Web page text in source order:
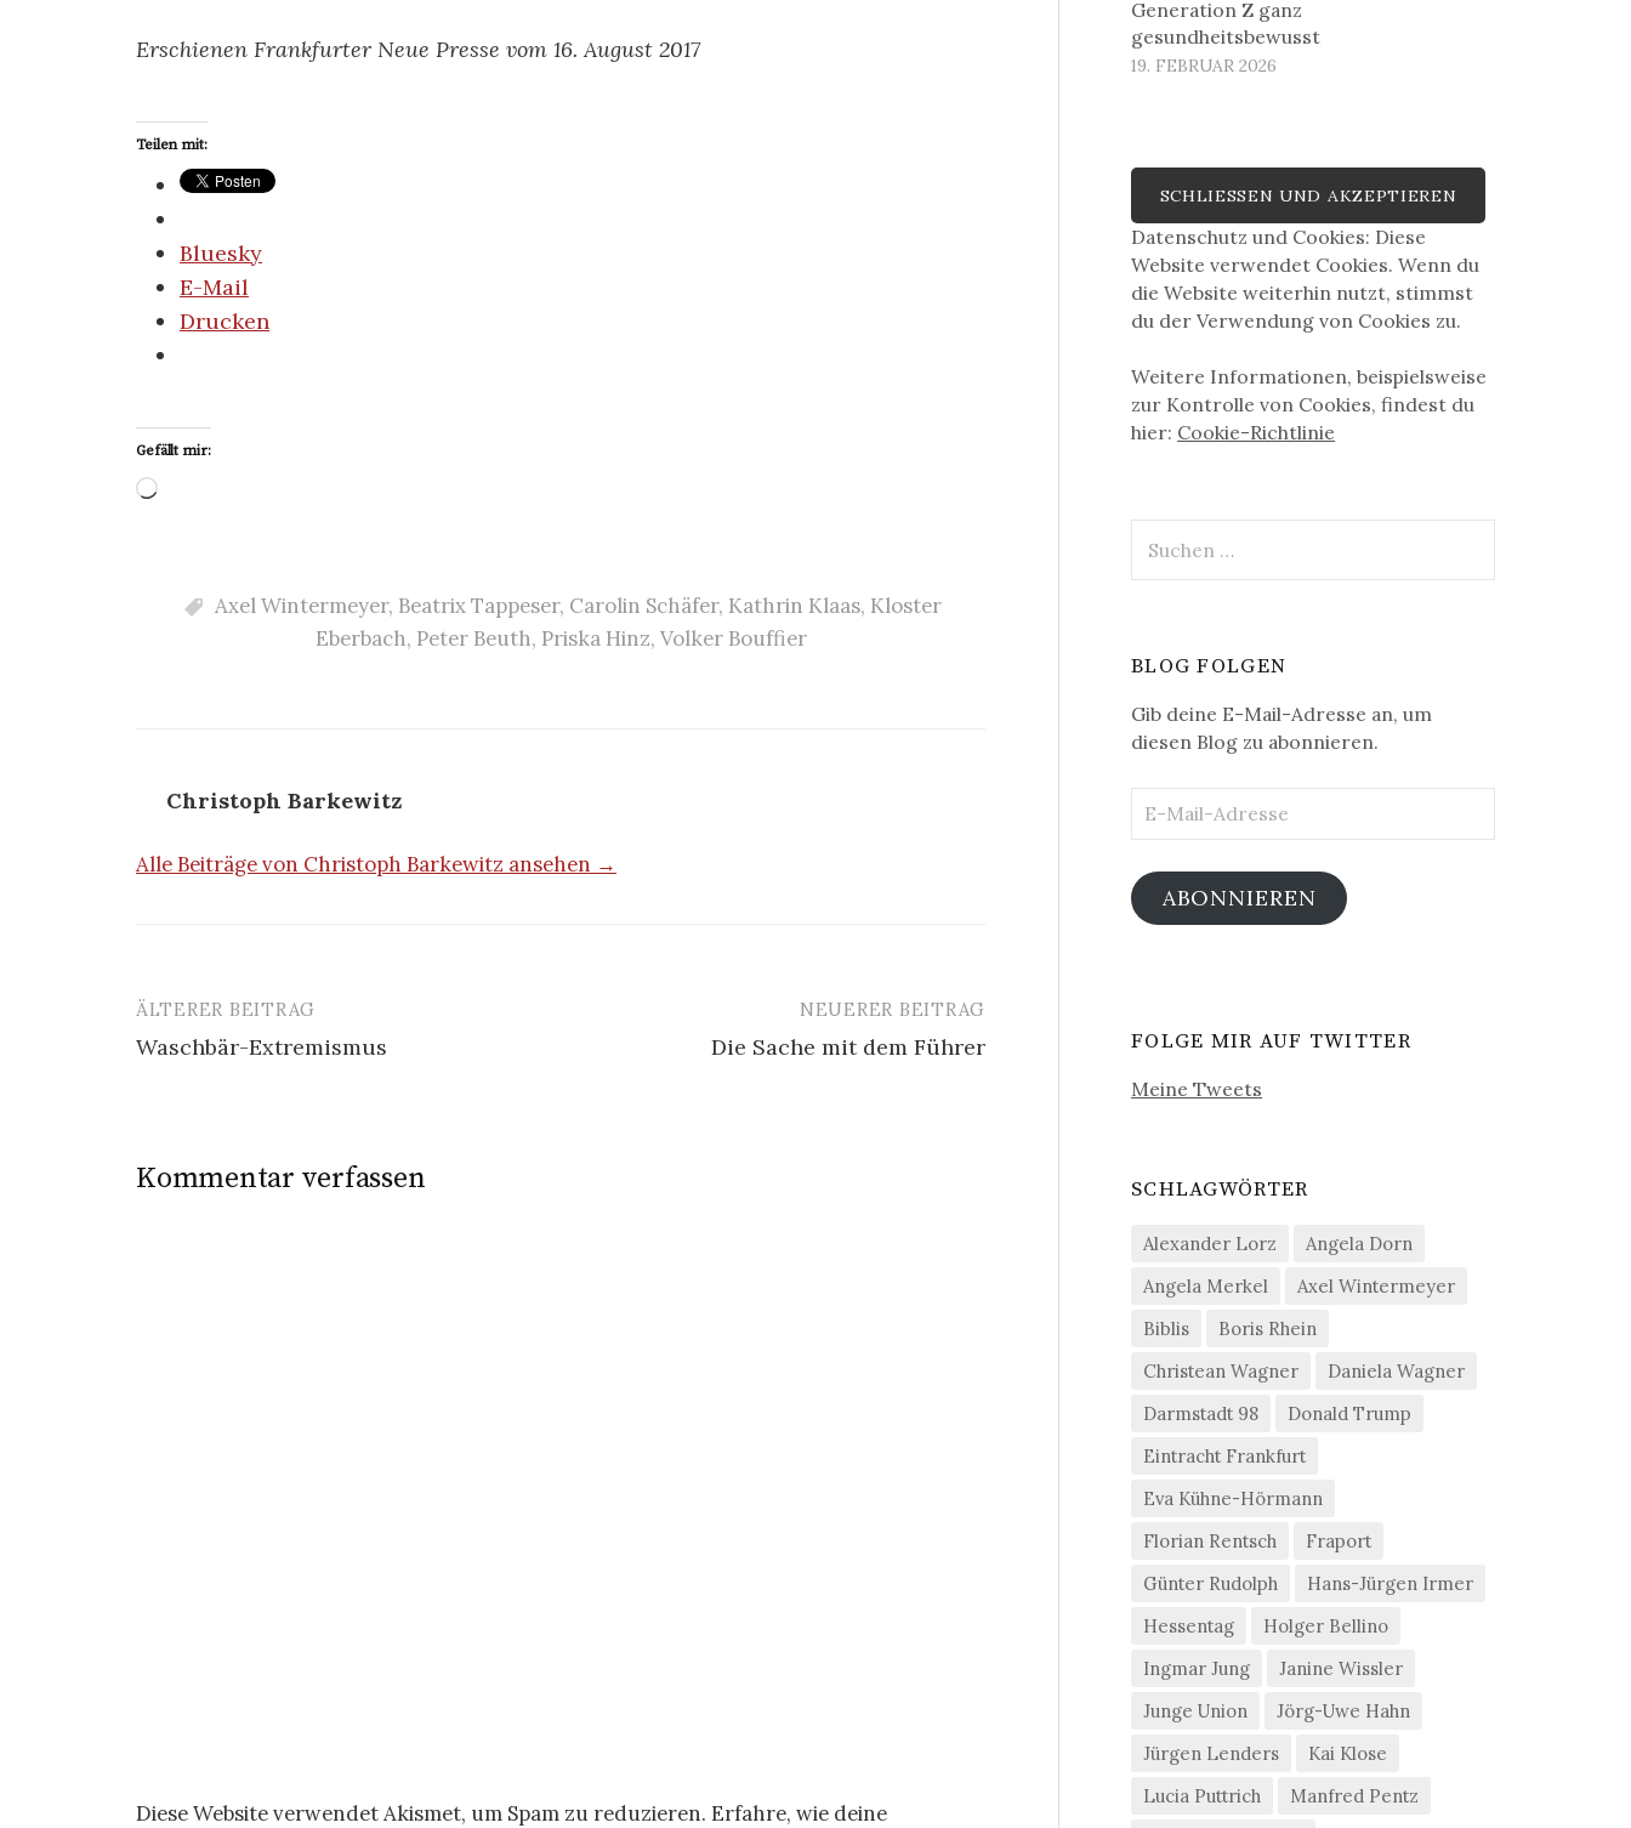
Erschienen Frankfurter Neue Presse vom 16. August 2017
Teilen mit:
Bluesky
E-Mail
Drucken
Gefällt mir:
Wird
Axel Wintermeyer, Beatrix Tappeser, Carolin Schäfer, Kathrin Klaas, Kloster
Eberbach, Peter Beuth, Priska Hinz, Volker Bouffier
Christoph Barkewitz
Alle Beiträge von Christoph Barkewitz ansehen →
Beitrags-
Navigation
ÄLTERER BEITRAG
Waschbär-Extremismus
NEUERER BEITRAG
Die Sache mit dem Führer
Kommentar verfassen
Diese Website verwendet Akismet, um Spam zu reduzieren. Erfahre, wie deine
Generation Z ganz
gesundheitsbewusst
19. FEBRUAR 2026
Datenschutz und Cookies: Diese
Website verwendet Cookies. Wenn du
die Website weiterhin nutzt, stimmst
du der Verwendung von Cookies zu.
Weitere Informationen, beispielsweise
zur Kontrolle von Cookies, findest du
hier: Cookie-Richtlinie
nach:
BLOG FOLGEN
Gib deine E-Mail-Adresse an, um
diesen Blog zu abonnieren.
Mail-
ABONNIEREN
FOLGE MIR AUF TWITTER
Meine Tweets
SCHLAGWÖRTER
Alexander Lorz
Angela Dorn
Angela Merkel
Axel Wintermeyer
Biblis
Boris Rhein
Christean Wagner
Daniela Wagner
Darmstadt 98
Donald Trump
Eintracht Frankfurt
Eva Kühne-Hörmann
Florian Rentsch
Fraport
Günter Rudolph
Hans-Jürgen Irmer
Hessentag
Holger Bellino
Ingmar Jung
Janine Wissler
Junge Union
Jörg-Uwe Hahn
Jürgen Lenders
Kai Klose
Lucia Puttrich
Manfred Pentz